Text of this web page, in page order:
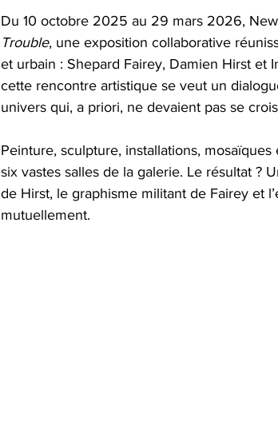
Du 10 octobre 2025 au 29 mars 2026,
Trouble, une exposition collaborative
et urbain : Shepard Fairey, Damien Hirst et
cette rencontre artistique se veut un
univers qui, a priori, ne devaient pas se
Peinture, sculpture, installations,
six vastes salles de la galerie. Le résultat ?
de Hirst, le graphisme militant de Fairey et
mutuellement.